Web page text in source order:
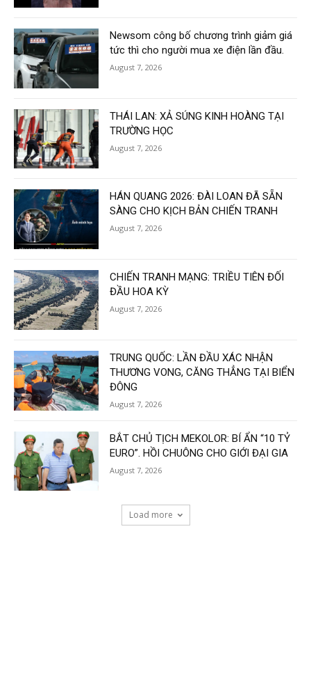
Newsom công bố chương trình giảm giá
tức thì cho người mua xe điện lần đầu.
August 7, 2026
THÁI LAN: XẢ SÚNG KINH HOÀNG TẠI
TRƯỜNG HỌC
August 7, 2026
HÁN QUANG 2026: ĐÀI LOAN ĐÃ SẴN
SÀNG CHO KỊCH BẢN CHIẾN TRANH
August 7, 2026
CHIẾN TRANH MẠNG: TRIỀU TIÊN ĐỐI
ĐẦU HOA KỲ
August 7, 2026
TRUNG QUỐC: LẦN ĐẦU XÁC NHẬN
THƯƠNG VONG, CĂNG THẲNG TẠI BIỂN
ĐÔNG
August 7, 2026
BẮT CHỦ TỊCH MEKOLOR: BÍ ẨN “10 TỶ
EURO”. HỒI CHUÔNG CHO GIỚI ĐẠI GIA
August 7, 2026
Load more